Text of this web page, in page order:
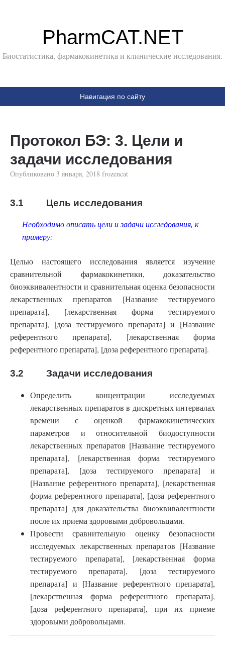
PharmCAT.NET
Биостатистика, фармакокинетика и клинические исследования.
Навигация по сайту
Протокол БЭ: 3. Цели и
задачи исследования
Опубликовано 3 января, 2018 frozencat
3.1 Цель исследования
Необходимо описать цели и задачи исследования, к
примеру:
Целью настоящего исследования является изучение
сравнительной фармакокинетики, доказательство
биоэквивалентности и сравнительная оценка безопасности
лекарственных препаратов [Название тестируемого
препарата], [лекарственная форма тестируемого
препарата], [доза тестируемого препарата] и [Название
референтного препарата], [лекарственная форма
референтного препарата], [доза референтного препарата].
3.2 Задачи исследования
Определить концентрации исследуемых
лекарственных препаратов в дискретных интервалах
времени с оценкой фармакокинетических
параметров и относительной биодоступности
лекарственных препаратов [Название тестируемого
препарата], [лекарственная форма тестируемого
препарата], [доза тестируемого препарата] и
[Название референтного препарата], [лекарственная
форма референтного препарата], [доза референтного
препарата] для доказательства биоэквивалентности
после их приема здоровыми добровольцами.
Провести сравнительную оценку безопасности
исследуемых лекарственных препаратов [Название
тестируемого препарата], [лекарственная форма
тестируемого препарата], [доза тестируемого
препарата] и [Название референтного препарата],
[лекарственная форма референтного препарата],
[доза референтного препарата], при их приеме
здоровыми добровольцами.